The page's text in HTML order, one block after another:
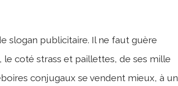
slogan publicitaire. Il ne faut guère
coté strass et paillettes, de ses mille
conjugaux se vendent mieux, à un